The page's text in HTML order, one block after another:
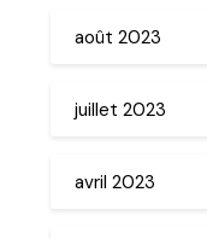
août 2023
juillet 2023
avril 2023